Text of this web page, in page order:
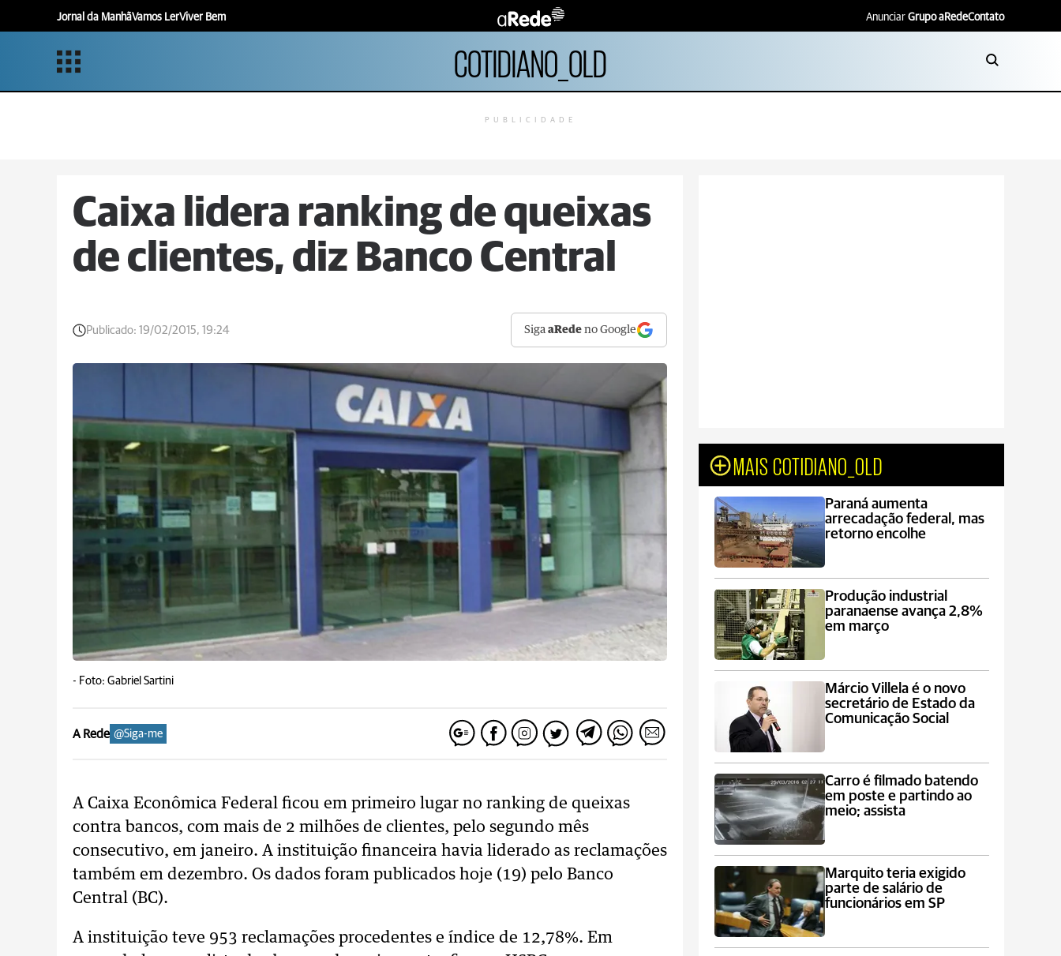
Jornal da ManhãVamos LerViver Bem Anunciar Grupo aRedeContato
COTIDIANO_OLD
PUBLICIDADE
Caixa lidera ranking de queixas
de clientes, diz Banco Central
Publicado: 19/02/2015, 19:24 SigaaRede no Google
- Foto: Gabriel Sartini
A Rede @Siga-me
A Caixa Econômica Federal ficou em primeiro lugar no ranking de queixas
contra bancos, com mais de 2 milhões de clientes, pelo segundo mês
consecutivo, em janeiro. A instituição financeira havia liderado as reclamações
também em dezembro. Os dados foram publicados hoje (19) pelo Banco
Central (BC).
A instituição teve 953 reclamações procedentes e índice de 12,78%. Em
MAIS COTIDIANO_OLD
Paraná aumenta
arrecadação federal, mas
retorno encolhe
Produção industrial
paranaense avança 2,8%
em março
Márcio Villela é o novo
secretário de Estado da
Comunicação Social
Carro é filmado batendo
em poste e partindo ao
meio; assista
Marquito teria exigido
parte de salário de
funcionários em SP